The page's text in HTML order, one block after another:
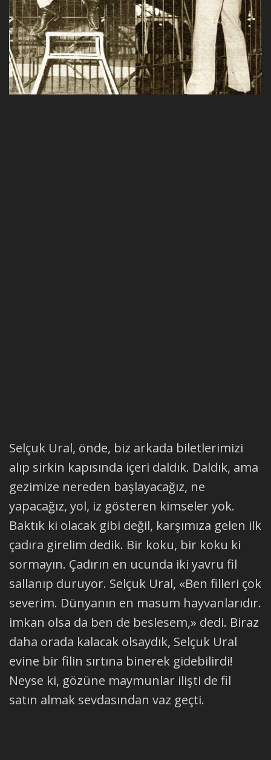
Selçuk Ural, önde, biz arkada biletlerimizi
alıp sirkin kapısında içeri daldık. Daldık, ama
gezimize nereden başlayacağız, ne
yapacağız, yol, iz gösteren kimseler yok.
Baktık ki olacak gibi değil, karşımıza gelen ilk
çadıra girelim dedik. Bir koku, bir koku ki
sormayın. Çadırın en ucunda iki yavru fil
sallanıp duruyor. Selçuk Ural, «Ben filleri çok
severim. Dünyanın en masum hayvanlarıdır.
imkan olsa da ben de beslesem,» dedi. Biraz
daha orada kalacak olsaydık, Selçuk Ural
evine bir filin sırtına binerek gidebilirdi!
Neyse ki, gözüne maymunlar ilişti de fil
satın almak sevdasından vaz geçti.